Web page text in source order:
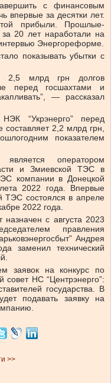
с финансовым
впервые за десятки лет.
прибыли. Прошлые-
20 лет наработали на
Энергореформе.
показывать убытки с
2,5 млрд грн долгов
перед госшахтами и
— рассказал
“Укрэнерго” перед
2,2 млрд грн,
показателем
является оператором
и Змиевской ТЭС в
компании в Донецкой
2022 года. Впервые
ТЭС состоялся в апреле
2022 года.
с августа 2023
правления
Андрея
заменил технический
заявок на конкурс по
совет НС “Центрэнерго”:
государства. В
подавать заявку на
>>